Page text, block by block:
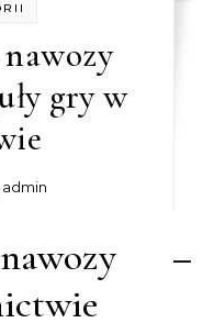
gry w
admin
–